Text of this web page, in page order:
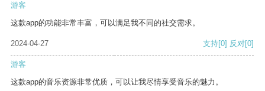
游客
这款app的功能非常丰富，可以满足我不同的社交需求。
2024-04-27 支持[0] 反对[0]
游客
这款app的音乐资源非常优质，可以让我尽情享受音乐的魅力。